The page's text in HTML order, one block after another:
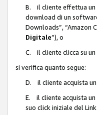
B. il cliente effettua un
download di un
Downloads”, “Amazon
Digitale”), o
C. il cliente clicca su un
si verifica quanto segue:
D. il cliente acquista
E. il cliente acquista
suo click iniziale del